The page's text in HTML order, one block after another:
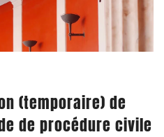
(temporaire) de
de procédure civile